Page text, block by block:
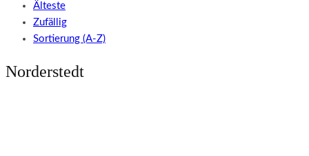
Älteste
Zufällig
Sortierung (A-Z)
Norderstedt